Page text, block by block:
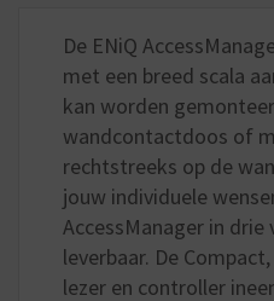
De ENiQ
met een breed scala
kan worden
wandcontactdoos of
rechtstreeks op de
jouw individuele
AccessManager in drie
leverbaar. De
lezer en controller